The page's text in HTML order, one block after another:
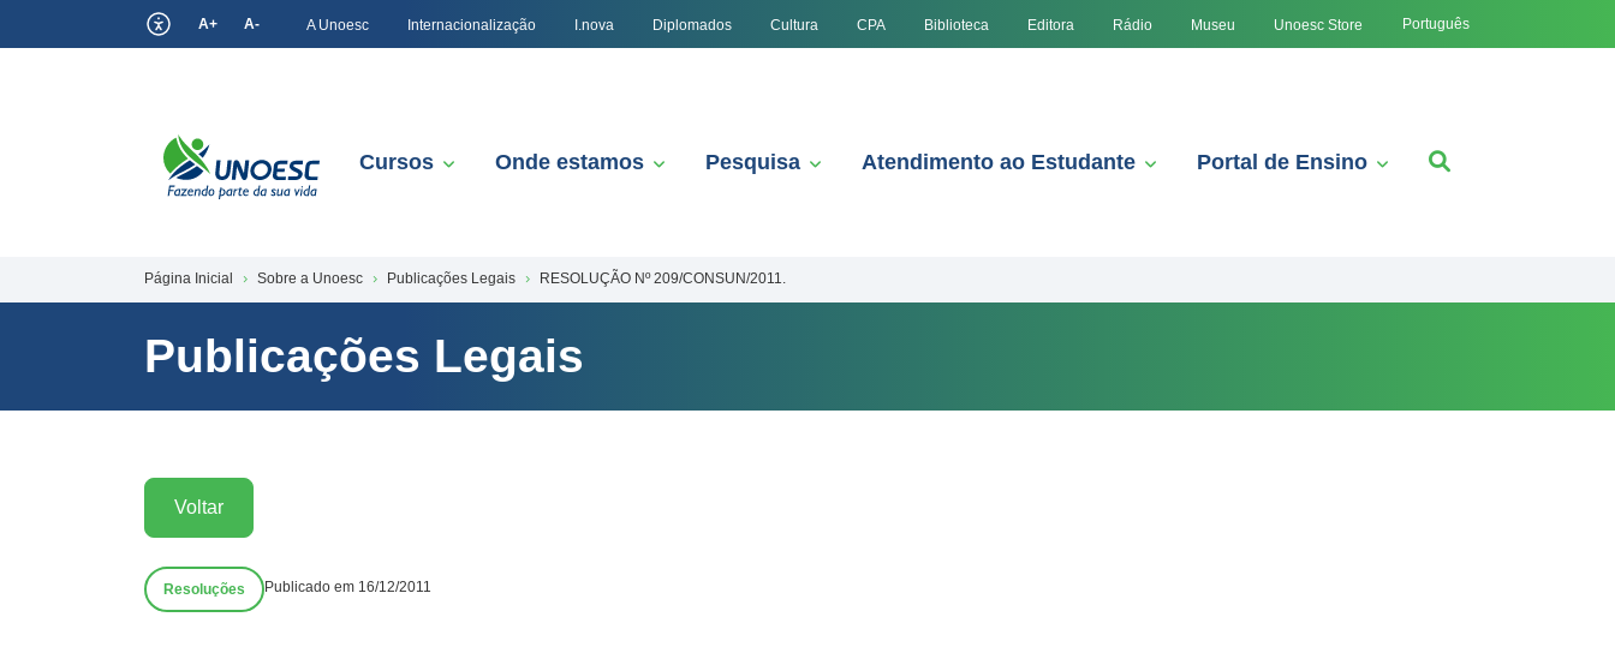
A+ A- A Unoesc Internacionalização I.nova Diplomados Cultura CPA Biblioteca Editora Rádio Museu Unoesc Store Português
Cursos Onde estamos Pesquisa Atendimento ao Estudante Portal de Ensino
Página Inicial Sobre a Unoesc Publicações Legais RESOLUÇÃO Nº 209/CONSUN/2011.
Publicações Legais
Voltar
Resoluções Publicado em 16/12/2011